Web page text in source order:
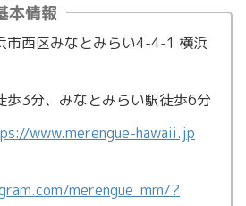
本情報
市西区みなとみらい4-4-1 横浜
歩3分、みなとみらい駅徒歩6分
www.merengue-hawaii.jp
merengue_mm/?